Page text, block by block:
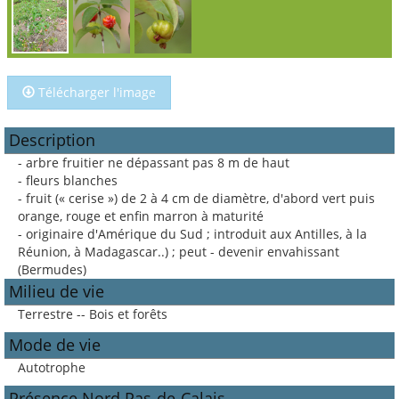
Télécharger l'image
Description
- arbre fruitier ne dépassant pas 8 m de haut
- fleurs blanches
- fruit (« cerise ») de 2 à 4 cm de diamètre, d'abord vert puis
orange, rouge et enfin marron à maturité
- originaire d'Amérique du Sud ; introduit aux Antilles, à la
Réunion, à Madagascar..) ; peut - devenir envahissant
(Bermudes)
Milieu de vie
Terrestre -- Bois et forêts
Mode de vie
Autotrophe